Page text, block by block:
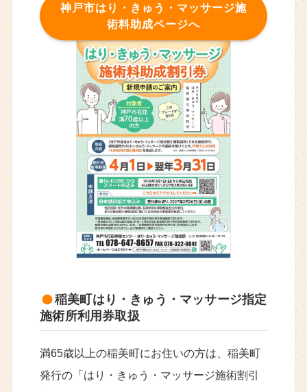
神戸市はり・きゅう・マッサージ施
術料助成ページへ
稲美町はり・きゅう・マッサージ指定
施術所利用券取扱
満65歳以上の稲美町にお住いの方は、稲美町
発行の「はり・きゅう・マッサージ施術割引